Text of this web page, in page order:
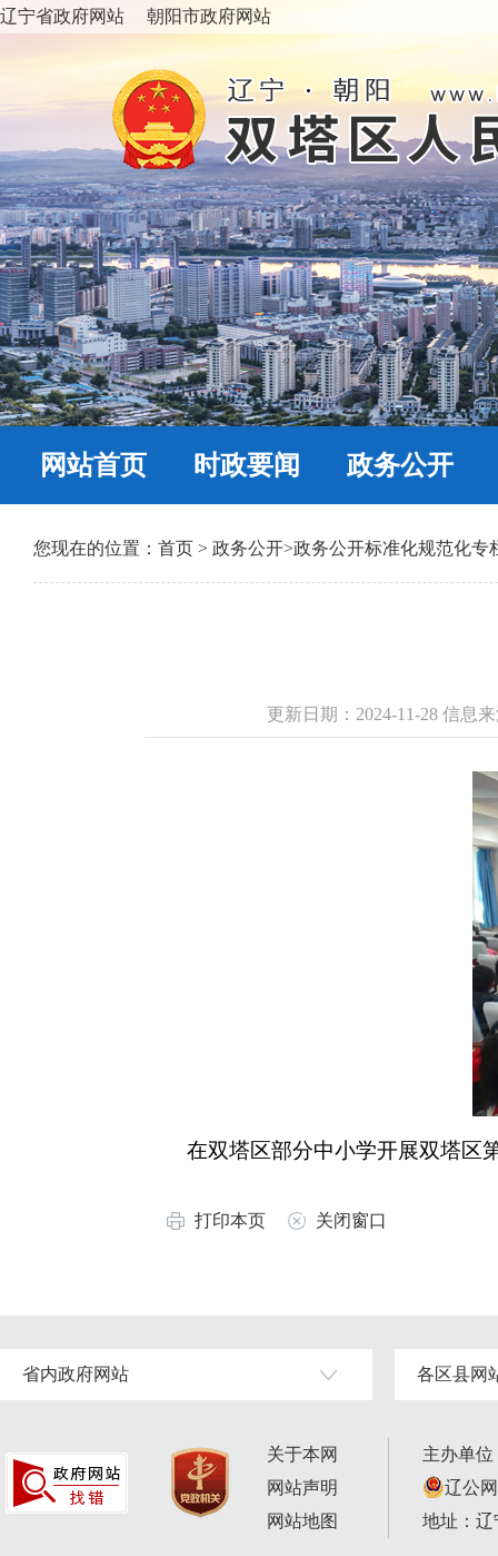
辽宁省政府网站 朝阳市政府网站
网站首页 时政要闻 政务公开
您现在的位置： 首页 > 政务公开>政务公开标准化规范化专
更新日期：2024-11-28 信息
在双塔区部分中小学开展双塔区第
打印本页 关闭窗口
省内政府网站 各区县网
关于本网
网站声明
网站地图
主办单
辽公
地址：辽